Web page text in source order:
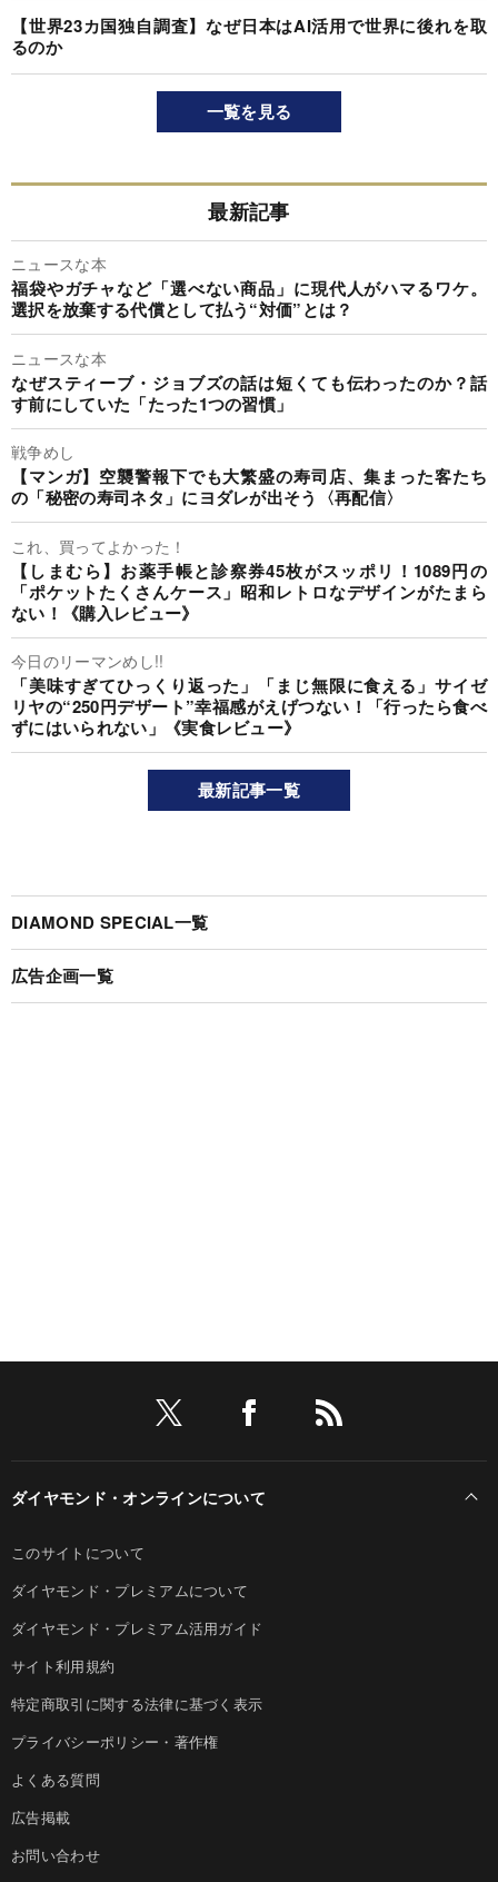
【世界23カ国独自調査】なぜ日本はAI活用で世界に後れを取
るのか
一覧を見る
最新記事
ニュースな本
福袋やガチャなど「選べない商品」に現代人がハマるワケ。
選択を放棄する代償として払う“対価”とは？
ニュースな本
なぜスティーブ・ジョブズの話は短くても伝わったのか？話
す前にしていた「たった1つの習慣」
戦争めし
【マンガ】空襲警報下でも大繁盛の寿司店、集まった客たち
の「秘密の寿司ネタ」にヨダレが出そう〈再配信〉
これ、買ってよかった！
【しまむら】お薬手帳と診察券45枚がスッポリ！1089円の
「ポケットたくさんケース」昭和レトロなデザインがたまら
ない！《購入レビュー》
今日のリーマンめし!!
「美味すぎてひっくり返った」「まじ無限に食える」サイゼ
リヤの“250円デザート”幸福感がえげつない！「行ったら食べ
ずにはいられない」《実食レビュー》
最新記事一覧
DIAMOND SPECIAL一覧
広告企画一覧
ダイヤモンド・オンラインについて
このサイトについて
ダイヤモンド・プレミアムについて
ダイヤモンド・プレミアム活用ガイド
サイト利用規約
特定商取引に関する法律に基づく表示
プライバシーポリシー・著作権
よくある質問
広告掲載
お問い合わせ